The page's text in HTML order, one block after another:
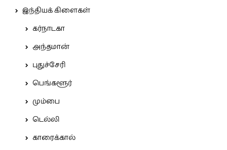
இந்தியக் கிளைகள்
கர்நாடகா
அந்தமான்
புதுச்சேரி
பெங்களூர்
மும்பை
டெல்லி
காரைக்கால்